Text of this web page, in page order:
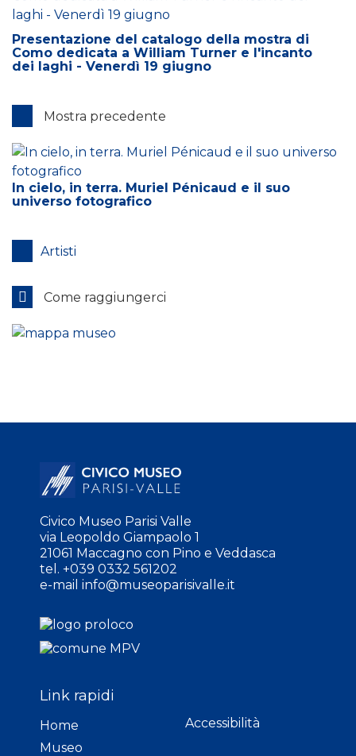
Presentazione del catalogo della mostra di
Como dedicata a William Turner e l'incanto
dei laghi - Venerdì 19 giugno
Mostra precedente
In cielo, in terra. Muriel Pénicaud e il suo
universo fotografico
Artisti
Come raggiungerci
Civico Museo Parisi Valle
via Leopoldo Giampaolo 1
21061 Maccagno con Pino e Veddasca
tel. +039 0332 561202
e-mail info@museoparisivalle.it
Link rapidi
Home
Museo
Accessibilità